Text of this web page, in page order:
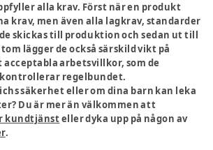
alla krav. Först när en produkt
krav, men även alla lagkrav, standarder
skickas till produktion och sedan ut till
lägger de också särskild vikt på
arbetsvillkor, som de
regelbundet.
säkerhet eller om dina barn kan leka
Du är mer än välkommen att
kundtjänsteller dyka upp på någon av
.